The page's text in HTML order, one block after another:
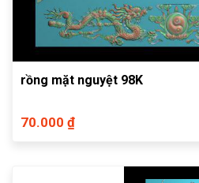
rồng mặt nguyệt 98K
70.000 ₫